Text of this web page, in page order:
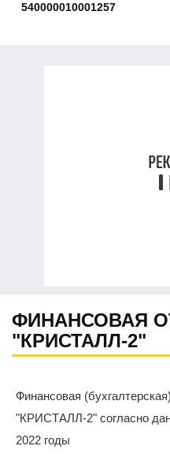
540000010001257
ФИНАНСОВАЯ
"КРИСТАЛЛ-2"
Финансовая
"КРИСТАЛЛ-2" согласно
2022 годы